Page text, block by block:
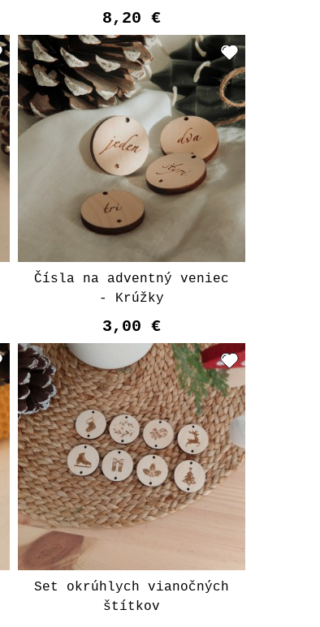
8,20 €
Čísla na adventný veniec
- Krúžky
3,00 €
Set okrúhlych vianočných
štítkov